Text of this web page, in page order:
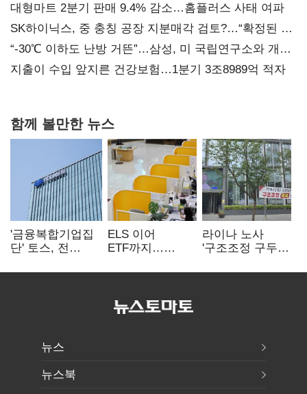
대형마트 2분기 판매 9.4% 감소…홈플러스 사태 여파
SK하이닉스, 중 충칭 공장 지분매각 검토?…“확정된 바
없어”
“-30℃ 이하도 난방 거뜬”…삼성, 미 국립연구소와 개발
협력
지출이 수입 앞지른 건강보험…1분기 3조8989억 적자
함께 볼만한 뉴스
'금융복합기업집
단' 토스, 전
표준화
ELS 이어
ETF까지…
제동 걸린 은행
라이나 노사
'구조조정 구두
뉴스
뉴스북